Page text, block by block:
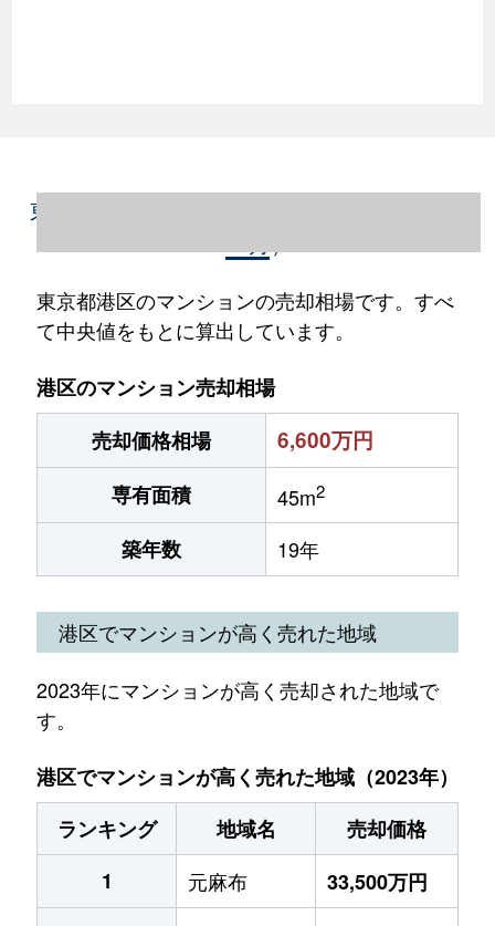
東京都港区のマンション売却情報（2023年1
東京都港区のマンションの売却相場です。すべ
て中央値をもとに算出しています。
港区のマンション売却相場
売却価格相場
6,600万円
専有面積 45m2
築年数 19年
港区でマンションが高く売れた地域
2023年にマンションが高く売却された地域で
す。
港区でマンションが高く売れた地域（2023年）
ランキング
地域名
売却価格
1
元麻布
33,500万円